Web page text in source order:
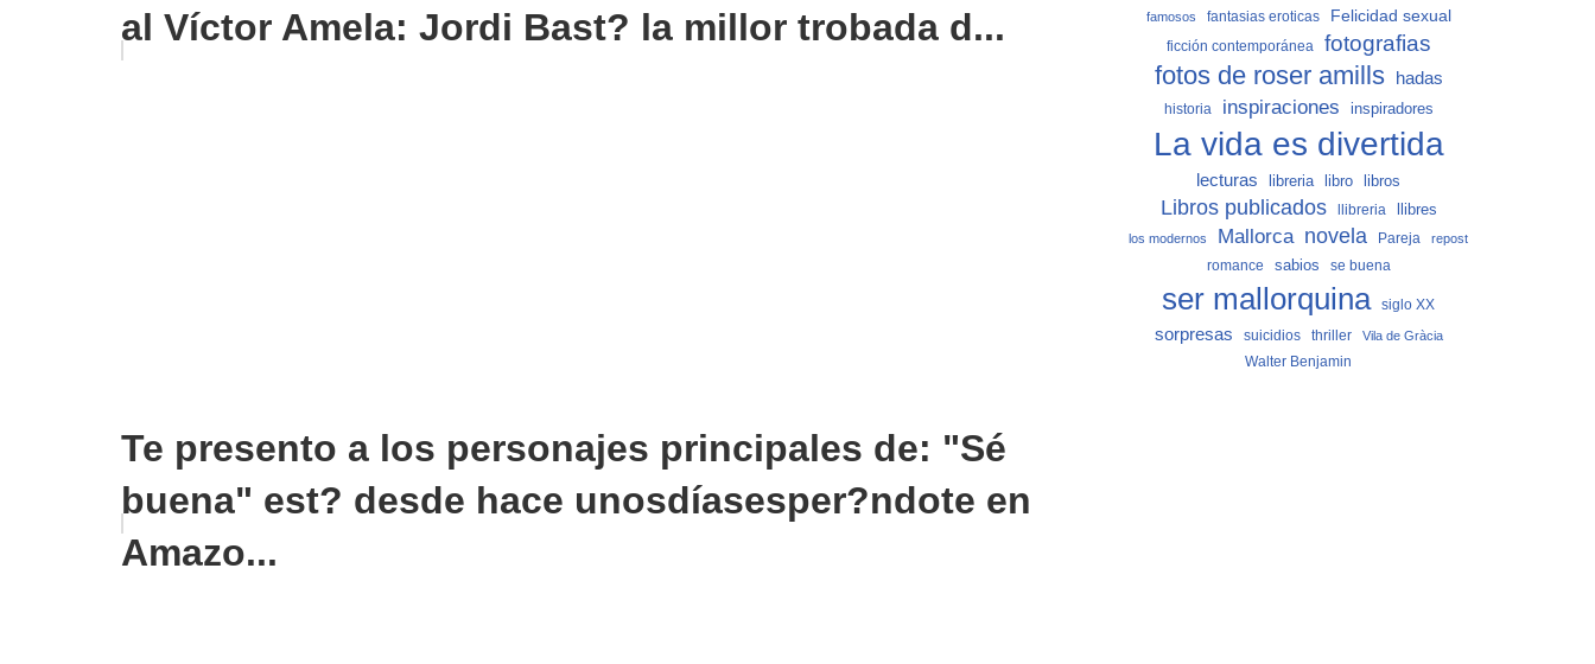
al Víctor Amela: Jordi Bast? la millor trobada d...
Te presento a los personajes principales de: "Sé
buena" est? desde hace unosdíasesper?ndote en
Amazo...
famosos fantasias eroticas Felicidad sexual
ficción contemporánea fotografias
fotos de roser amills hadas
historia inspiraciones inspiradores
La vida es divertida
lecturas libreria libro libros
Libros publicados llibreria llibres
los modernos Mallorca novela Pareja repost
romance sabios se buena
ser mallorquina siglo XX
sorpresas suicidios thriller
Vila de Gràcia
Walter Benjamin